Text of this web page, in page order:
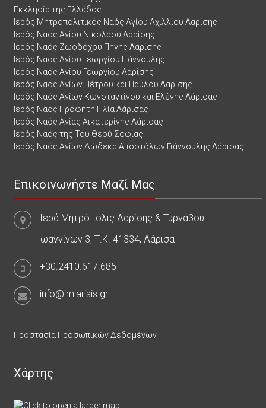
Εκκλησία της Ελλάδος
Ιερός Μητροπολιτικός Ναός Αγίου Αχιλλίου Λαρίσης
Ιερός Ναός Αγίου Νικολάου Λαρίσης
Ιερός Ναός Ζωοδόχου Πηγής Λαρίσης
Ιερός Ναός Αγίου Γεωργίου Γιάννουλης
Ιερός Ναός Αγίου Γεωργίου Λαρίσης
Ιερός Ναός Αγίων Πέτρου και Παύλου Λαρίσης
Ιερός Ναός Αγίων Κωνσταντίνου και Ελένης Λάρισας
Ιερός Ναός Προφήτη Ηλία Λάρισας
Ιερός Ναός Αγίας Αικατερίνης Λάρισας
Ιερός Ναός της Του Θεού Σοφίας
Ιερός Ναός Αγίων Δώδεκα Αποστόλων Γιάννουλης Λάρισας
Επικοινωνήστε Μαζί Μας
Ιερά Μητρόπολις Λαρίσης & Τυρνάβου
Ιωαννίνων 3, Τ.Κ. 41334, Λάρισα
+30.2410.617.685
info@imlarisis.gr
Προστασία Προσωπικών Δεδομένων
Χάρτης